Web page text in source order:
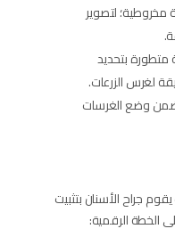
لتصوير
متطورة بتحديد
لغرس الزرعات.
وضع الغرسات
جراح الأسنان بتثبيت
الخطة الرقمية: